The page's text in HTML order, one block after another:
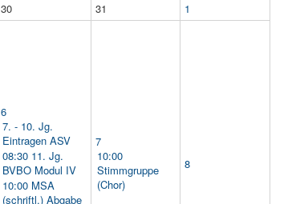
30 31 1
6
7. - 10. Jg.
Eintragen ASV
08:30 11. Jg.
BVBO Modul IV
10:00 MSA
(schriftl.) Abgabe
7
10:00
Stimmgruppe
(Chor)
8